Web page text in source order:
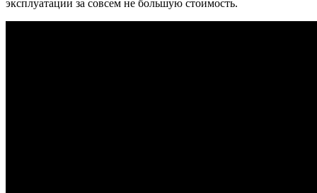
эксплуатации за совсем не большую стоимость.